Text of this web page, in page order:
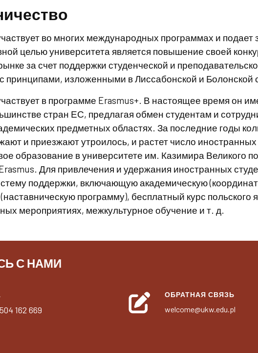
во многих международных программах и подает
целью университета является повышение своей
за счет поддержки студенческой и
принципами, изложенными в Лиссабонской и Болонской
в программе Erasmus+. В настоящее время он
стран ЕС, предлагая обмен студентам и
предметных областях. За последние годы
и приезжают утроилось, и растет число
образование в университете им. Казимира Великого
Для привлечения и удержания иностранных
поддержки, включающую академическую
программу), бесплатный курс польского
мероприятиях, межкультурное обучение и т. д.
С НАМИ
162 669
ОБРАТНАЯ СВЯЗЬ
welcome@ukw.edu.pl